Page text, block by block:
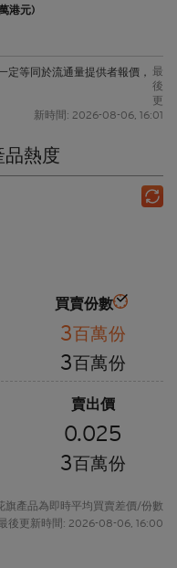
港元)
等同於流通量提供者報價，
最
後
更
新時間: 2026-08-06, 16:01
品熱度
買賣份數
3百萬份
3百萬份
賣出價
0.025
3百萬份
旗產品為即時平均買賣差價/份數
最後更新時間: 2026-08-06, 16:00